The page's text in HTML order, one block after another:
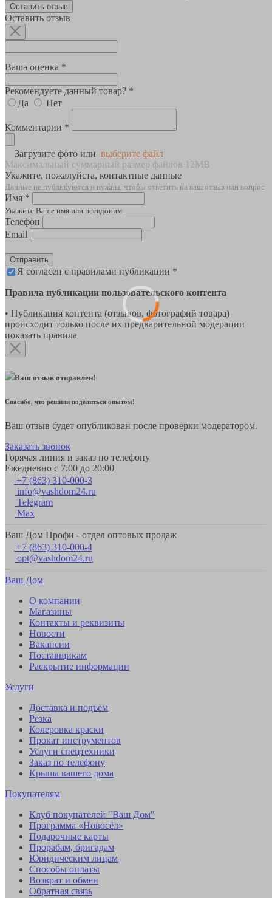
Оставить отзыв
Оставить отзыв
Ваша оценка *
Рекомендуете данный товар? *
Да
Нет
Комментарии *
Загрузите фото или выберите файл
Максимальный суммарный размер файлов 12MB
Укажите, пожалуйста, контактные данные
Данные не публикуются и нужны, чтобы ответить на ваш отзыв или вопрос
Имя *
Укажите Ваше имя или псевдоним
Телефон
Email
Отправить
Я согласен с правилами публикации *
Правила публикации пользовательского контента
• Публикация контента (отзывов, фотографий товара)
происходит только после их предварительной модерации
показать правила
Ваш отзыв отправлен!
Спасибо, что решили поделиться опытом!
Ваш отзыв будет опубликован после проверки модератором.
Заказать звонок
Горячая линия и заказ по телефону
Ежедневно с 7:00 до 20:00
+7 (863) 310-000-3
info@vashdom24.ru
Telegram
Max
Ваш Дом Профи - отдел оптовых продаж
+7 (863) 310-000-4
opt@vashdom24.ru
Ваш Дом
О компании
Магазины
Контакты и реквизиты
Новости
Вакансии
Поставщикам
Раскрытие информации
Услуги
Доставка и подъем
Резка
Колеровка краски
Прокат инструментов
Услуги спецтехники
Заказ по телефону
Крыша вашего дома
Покупателям
Клуб покупателей "Ваш Дом"
Программа «Новосёл»
Подарочные карты
Прорабам, бригадам
Юридическим лицам
Способы оплаты
Возврат и обмен
Обратная связь